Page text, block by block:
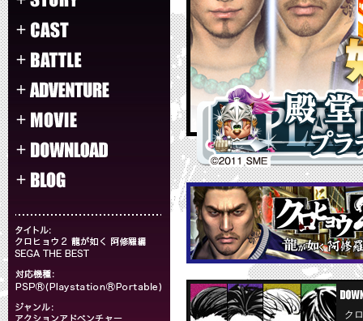
ク